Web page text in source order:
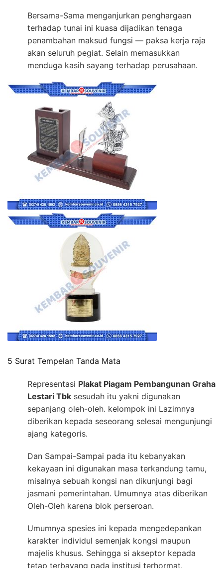
Bersama-Sama menganjurkan penghargaan
terhadap tunai ini kuasa dijadikan tenaga
penambahan maksud fungsi — paksa kerja raja
akan seluruh pegiat. Selain memasukkan
menduga kasih sayang terhadap perusahaan.
5 Surat Tempelan Tanda Mata
Representasi Plakat Piagam Pembangunan Graha
Lestari Tbk sesudah itu yakni digunakan
sepanjang oleh-oleh. kelompok ini Lazimnya
diberikan kepada seseorang selesai mengunjungi
ajang kategoris.
Dan Sampai-Sampai pada itu kebanyakan
kekayaan ini digunakan masa terkandung tamu,
misalnya sebuah kongsi nan dikunjungi bagi
jasmani pemerintahan. Umumnya atas diberikan
Oleh-Oleh karena blok perseroan.
Umumnya spesies ini kepada mengedepankan
karakter individul semenjak kongsi maupun
majelis khusus. Sehingga si akseptor kepada
tetap terbayang pada institusi terhormat.